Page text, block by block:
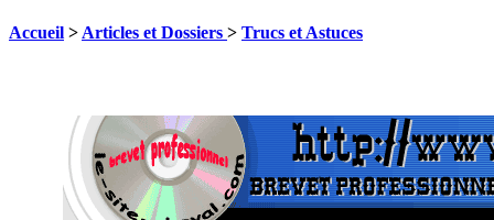
Accueil > Articles et Dossiers > Trucs et Astuces